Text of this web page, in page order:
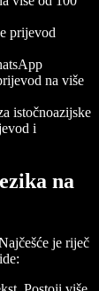
prijevod
na više
istočnoazijske
i
na
je riječ